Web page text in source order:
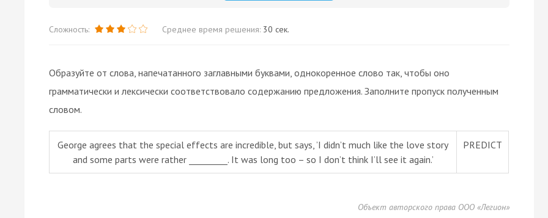
Сложность: Среднее время решения: 30 сек.
Образуйте от слова, напечатанного заглавными буквами, однокоренное слово так, чтобы оно
грамматически и лексически соответствовало содержанию предложения. Заполните пропуск полученным
словом.
George agrees that the special effects are incredible, but says, ’I didn’t much like the love story
and some parts were rather _________. It was long too – so I don’t think I’ll see it again.’
PREDICT
Объект авторского права ООО «Легион»